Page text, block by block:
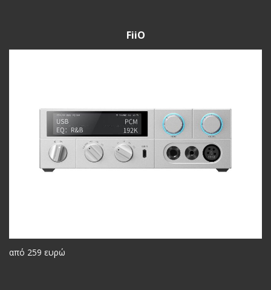
FiiO
από 259 ευρώ